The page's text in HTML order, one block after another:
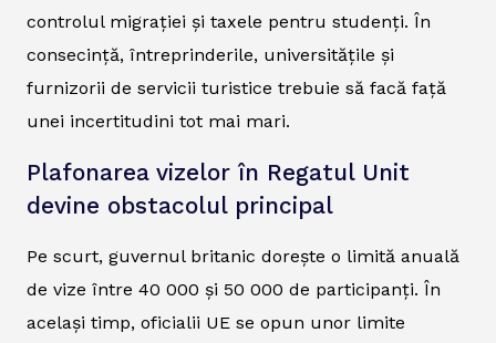
controlul migrației și taxele pentru studenți. În
consecință, întreprinderile, universitățile și
furnizorii de servicii turistice trebuie să facă față
unei incertitudini tot mai mari.
Plafonarea vizelor în Regatul Unit
devine obstacolul principal
Pe scurt, guvernul britanic dorește o limită anuală
de vize între 40 000 și 50 000 de participanți. În
același timp, oficialii UE se opun unor limite